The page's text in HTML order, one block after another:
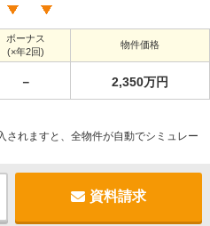
ボーナス
(×年2回)
物件価格
－ 2,350万円
されますと、全物件が自動でシミュレー
資料請求